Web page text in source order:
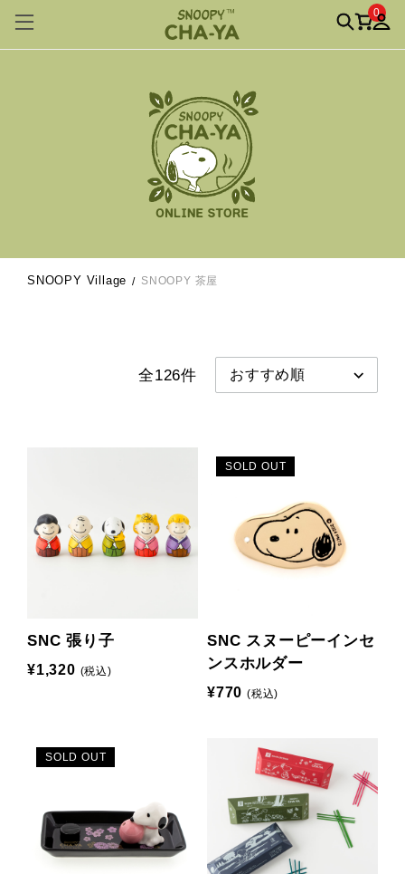
0
SNOOPY Village SNOOPY 茶屋
全126件
SNC 張り子
¥1,320 (税込)
SOLD OUT
SNC スヌーピーインセ
ンスホルダー
¥770 (税込)
SOLD OUT